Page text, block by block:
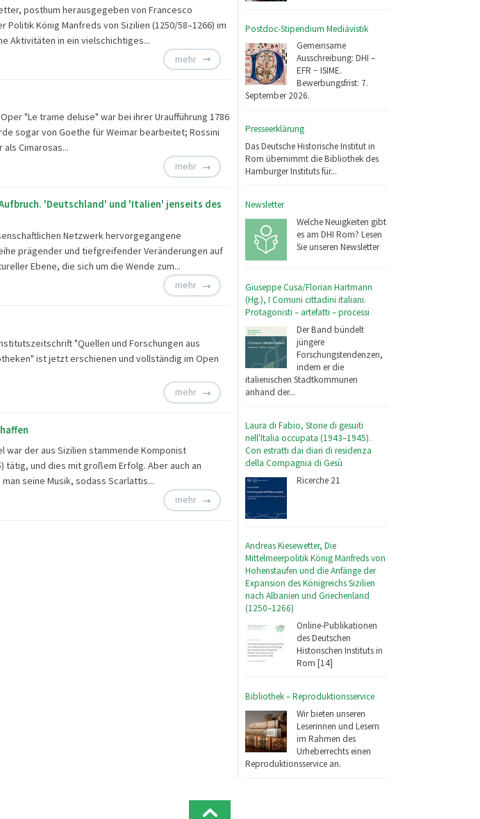
Postdoc-Stipendium Mediävistik
Gemeinsame
Ausschreibung: DHI –
EFR − ISIME.
Bewerbungsfrist: 7.
September 2026.
Presseerklärung
Das Deutsche Historische Institut in
Rom übernimmt die Bibliothek des
Hamburger Instituts für...
Newsletter
Welche Neuigkeiten gibt
es am DHI Rom? Lesen
Sie unseren Newsletter
Giuseppe Cusa/Florian Hartmann
(Hg.), I Comuni cittadini italiani.
Protagonisti – artefatti – processi
Der Band bündelt
jüngere
Forschungstendenzen,
indem er die
italienischen Stadtkommunen
anhand der...
Laura di Fabio, Storie di gesuiti
nell'Italia occupata (1943–1945).
Con estratti dai diari di residenza
della Compagnia di Gesù
Ricerche 21
Andreas Kiesewetter, Die
Mittelmeerpolitik König Manfreds von
Hohenstaufen und die Anfänge der
Expansion des Königreichs Sizilien
nach Albanien und Griechenland
(1250–1266)
Online-Publikationen
des Deutschen
Historischen Instituts in
Rom [14]
Bibliothek – Reproduktionsservice
Wir bieten unseren
Leserinnen und Lesern
im Rahmen des
Urheberrechts einen
Reproduktionsservice an.
posthum herausgegeben von Francesco
Politik König Manfreds von Sizilien (1250/58–1266) im
Aktivitäten in ein vielschichtiges...
mehr
"Le trame deluse" war bei ihrer Uraufführung 1786
sogar von Goethe für Weimar bearbeitet; Rossini
Cimarosas...
mehr
'Deutschland' und 'Italien' jenseits des
Netzwerk hervorgegangene
prägender und tiefgreifender Veränderungen auf
Ebene, die sich um die Wende zum...
mehr
"Quellen und Forschungen aus
ist jetzt erschienen und vollständig im Open
mehr
war der aus Sizilien stammende Komponist
tätig, und dies mit großem Erfolg. Aber auch an
seine Musik, sodass Scarlattis...
mehr